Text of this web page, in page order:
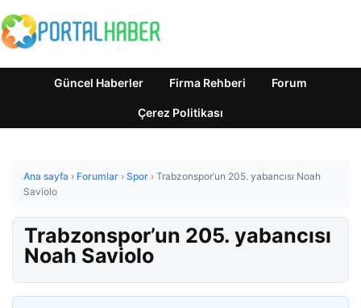
Güncel Haberler Firma Rehberi Forum
Çerez Politikası
Ana sayfa › Forumlar › Spor › Trabzonspor’un 205. yabancısı Noah
Saviolo
Trabzonspor’un 205. yabancısı
Noah Saviolo